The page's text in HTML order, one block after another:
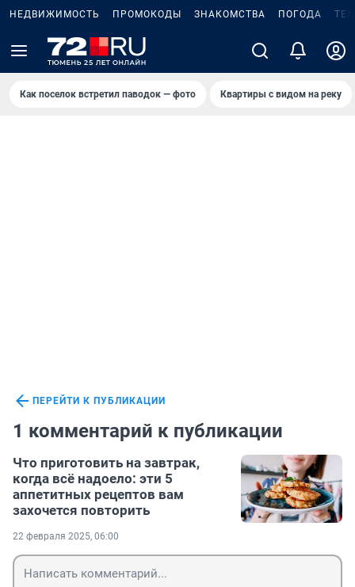
НЕДВИЖИМОСТЬ ПРОМОКОДЫ ЗНАКОМСТВА ПОГОДА
Как поселок встретил паводок — фото Квартиры с видом на реку
ПЕРЕЙТИ К ПУБЛИКАЦИИ
1 комментарий к публикации
Что приготовить на завтрак,
когда всё надоело: эти 5
аппетитных рецептов вам
захочется повторить
22 февраля 2025, 06:00